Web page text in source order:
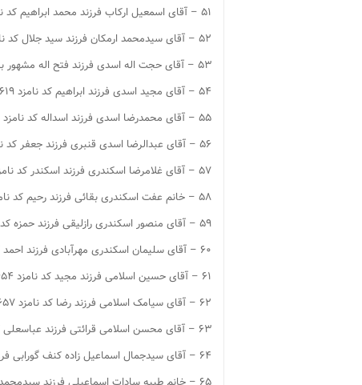
۵۱ – آقای اسمعیل ارکاب فرزند محمد ابراهیم کد نامزد ۱۵۹۶
۵۲ – آقای سیدمحمد ارمکان فرزند سید جلال کد نامزد ۱۵۹۷
۵۳ – آقای حجت اله اسدی فرزند فتح اله مشهور به استاد اسدی کد نامزد ۱۶۱۸
۵۴ – آقای مجید اسدی فرزند ابراهیم کد نامزد ۱۶۱۹
۵۵ – آقای محمدرضا اسدی فرزند اسداله کد نامزد ۱۶۲۱
۵۶ – آقای عبدالرضا اسدی قنبری فرزند جعفر کد نامزد ۱۶۲۶
۵۷ – آقای غلامرضا اسکندری فرزند اسکندر کد نامزد ۱۶۴۷
۵۸ – خانم عفت اسکندری بقائی فرزند رحیم کد نامزد ۱۶۴۸
۵۹ – آقای منصور اسکندری رازلیقی فرزند حمزه کد نامزد ۱۶۴۹
۶۰ – آقای سلیمان اسکندری مهرآبادی فرزند احمد کد نامزد ۱۶۵۱
۶۱ – آقای حسین اسلامی فرزند مجید کد نامزد ۱۶۵۴
۶۲ – آقای سیامک اسلامی فرزند رضا کد نامزد ۱۶۵۷
۶۳ – آقای محسن اسلامی قرائتی فرزند عباسعلی کد نامزد ۱۶۷۱
۶۴ – آقای سیدجمال اسماعیل زاده کنف گورابی فرزند سید حسن مشهور به اسماعیل زاده کد نامزد ۱۶۷۲